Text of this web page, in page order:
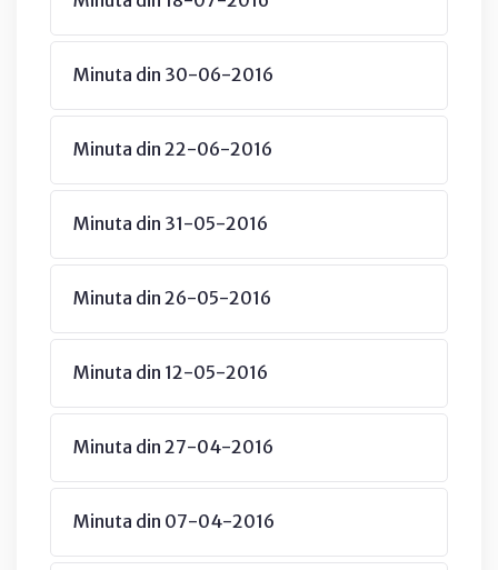
Minuta din 30-06-2016
Minuta din 22-06-2016
Minuta din 31-05-2016
Minuta din 26-05-2016
Minuta din 12-05-2016
Minuta din 27-04-2016
Minuta din 07-04-2016